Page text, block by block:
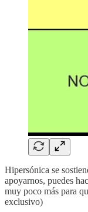
Hipersónica se
apoyarnos, puedes
muy poco más para
exclusivo)